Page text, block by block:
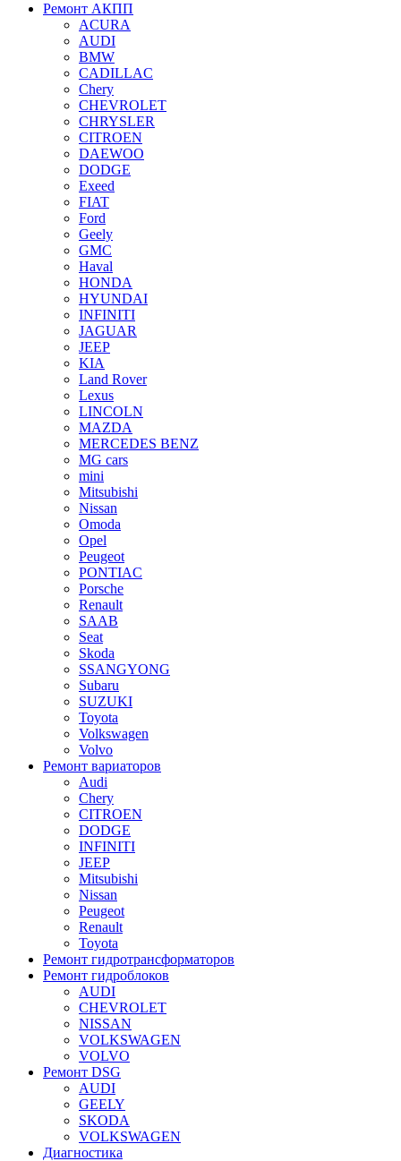
Ремонт АКПП
ACURA
AUDI
BMW
CADILLAC
Chery
CHEVROLET
CHRYSLER
CITROEN
DAEWOO
DODGE
Exeed
FIAT
Ford
Geely
GMC
Haval
HONDA
HYUNDAI
INFINITI
JAGUAR
JEEP
KIA
Land Rover
Lexus
LINCOLN
MAZDA
MERCEDES BENZ
MG cars
mini
Mitsubishi
Nissan
Omoda
Opel
Peugeot
PONTIAC
Porsche
Renault
SAAB
Seat
Skoda
SSANGYONG
Subaru
SUZUKI
Toyota
Volkswagen
Volvo
Ремонт вариаторов
Audi
Chery
CITROEN
DODGE
INFINITI
JEEP
Mitsubishi
Nissan
Peugeot
Renault
Toyota
Ремонт гидротрансформаторов
Ремонт гидроблоков
AUDI
CHEVROLET
NISSAN
VOLKSWAGEN
VOLVO
Ремонт DSG
AUDI
GEELY
SKODA
VOLKSWAGEN
Диагностика